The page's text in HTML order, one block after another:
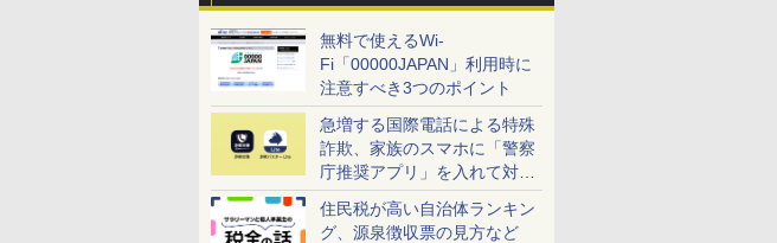
無料で使えるWi-
Fi「00000JAPAN」利用時に
注意すべき3つのポイント
急増する国際電話による特殊
詐欺、家族のスマホに「警察
庁推奨アプリ」を入れて対策
しよう！
住民税が高い自治体ランキン
グ、源泉徴収票の見方など